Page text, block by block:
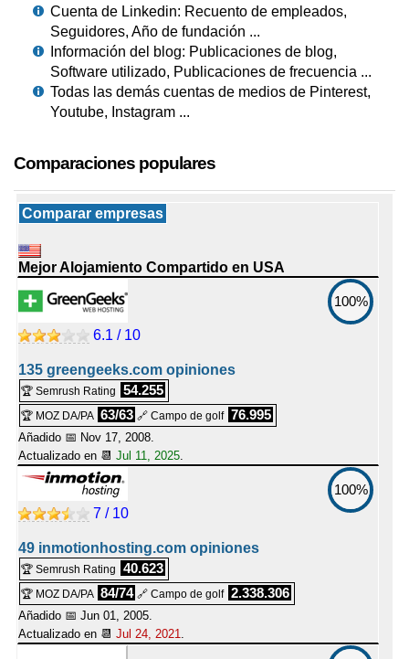
Cuenta de Linkedin: Recuento de empleados,
Seguidores, Año de fundación ...
Información del blog: Publicaciones de blog,
Software utilizado, Publicaciones de frecuencia ...
Todas las demás cuentas de medios de Pinterest,
Youtube, Instagram ...
Comparaciones populares
Comparar empresas
Mejor Alojamiento Compartido en USA
100%
6.1 / 10
135 greengeeks.com opiniones
🏆 Semrush Rating 54.255
🏆 MOZ DA/PA 63/63 🔗 Campo de golf 76.995
Añadido 📅 Nov 17, 2008.
Actualizado en 📆 Jul 11, 2025.
100%
7 / 10
49 inmotionhosting.com opiniones
🏆 Semrush Rating 40.623
🏆 MOZ DA/PA 84/74 🔗 Campo de golf 2.338.306
Añadido 📅 Jun 01, 2005.
Actualizado en 📆 Jul 24, 2021.